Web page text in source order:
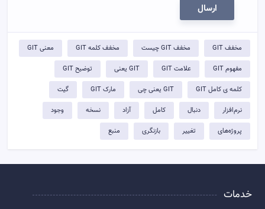
ارسال
مخفف GIT مخفف GIT چیست مخفف کلمه GIT معنی GIT
مفهوم GIT علامت GIT GIT یعنی توضيح GIT
کلمه ی کامل GIT GIT یعنی چی مارک GIT گیت
نرم‌افزار دنبال کامل آزاد نسخه وجود
پروژه‌های تغییر بازنگری منبع
خدمات